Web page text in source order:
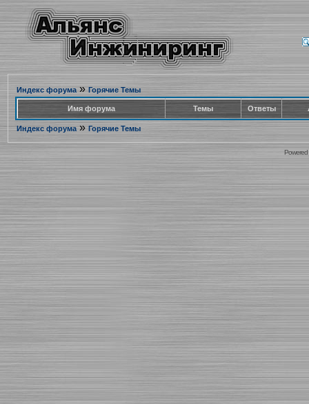
Индекс форума» Горячие Темы
Имя форума Темы Ответы
Индекс форума» Горячие Темы